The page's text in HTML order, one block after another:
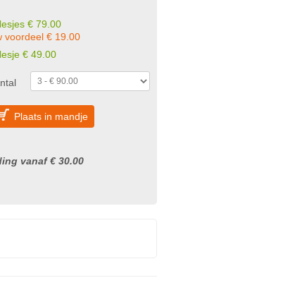
€ 79.00
voordeel € 19.00
€ 49.00
Plaats in mandje
vanaf € 30.00